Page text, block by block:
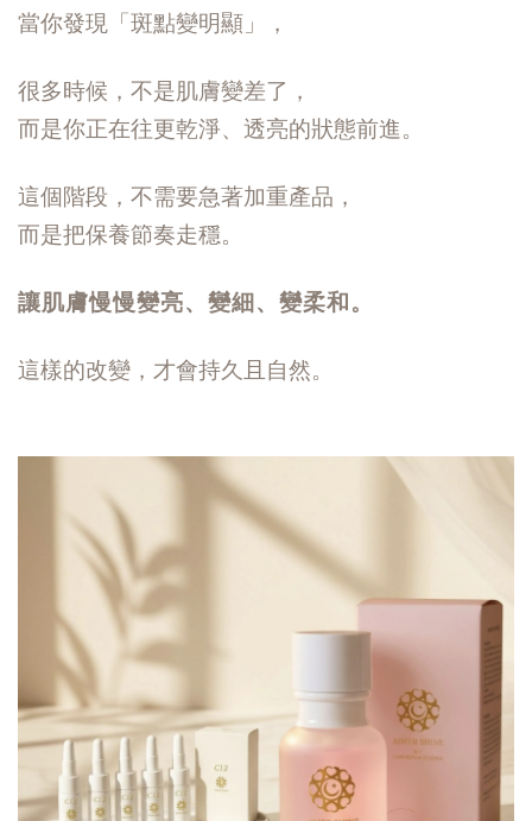
當你發現「斑點變明顯」，
很多時候，不是肌膚變差了，
而是你正在往更乾淨、透亮的狀態前進。
這個階段，不需要急著加重產品，
而是把保養節奏走穩。
讓肌膚慢慢變亮、變細、變柔和。
這樣的改變，才會持久且自然。